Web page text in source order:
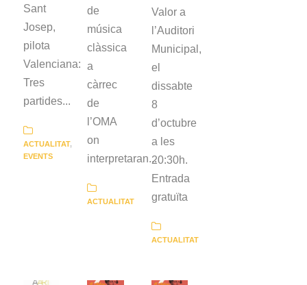
Sant
Josep,
pilota
Valenciana:
Tres
partides...
ACTUALITAT,
EVENTS
de
música
clàssica
a
càrrec
de
l’OMA
on
interpretaran...
ACTUALITAT
Valor a
l’Auditori
Municipal,
el
dissabte
8
d’octubre
a les
20:30h.
Entrada
gratuïta
ACTUALITAT